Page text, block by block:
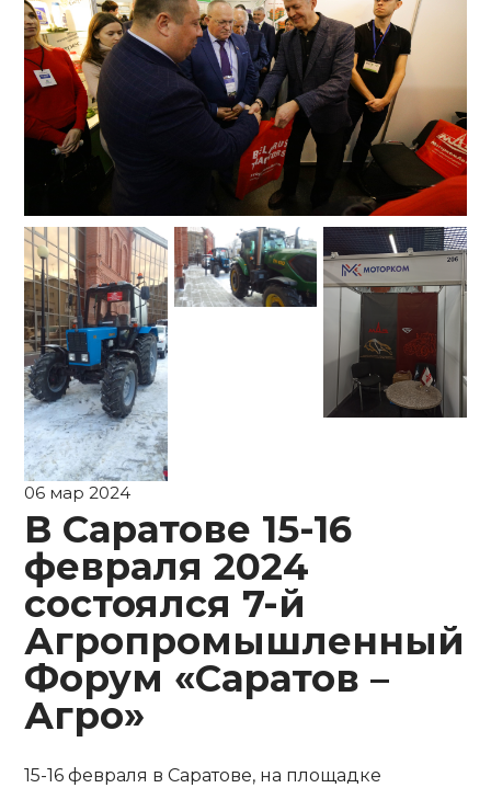
06 мар 2024
В Саратове 15-16
февраля 2024
состоялся 7-й
Агропромышленный
Форум «Саратов –
Агро»
15-16 февраля в Саратове, на площадке